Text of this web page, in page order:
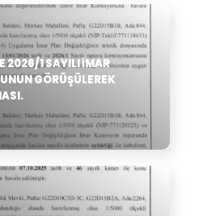
2026/1 SAYILI İMAR
GÖRÜŞÜLEREK